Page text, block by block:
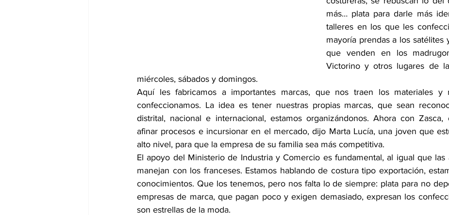
más… plata para darle más
talleres en los que les
mayoría prendas a los satélites
que venden en los
Victorino y otros lugares de
miércoles, sábados y domingos.
Aquí les fabricamos a importantes marcas, que nos traen los materiales y
confeccionamos. La idea es tener nuestras propias marcas, que sean
distrital, nacional e internacional, estamos organizándonos. Ahora con Zasca,
afinar procesos e incursionar en el mercado, dijo Marta Lucía, una joven que
alto nivel, para que la empresa de su familia sea más competitiva.
El apoyo del Ministerio de Industria y Comercio es fundamental, al igual que las
manejan con los franceses. Estamos hablando de costura tipo exportación,
conocimientos. Que los tenemos, pero nos falta lo de siempre: plata para no
empresas de marca, que pagan poco y exigen demasiado, expresan los
son estrellas de la moda.